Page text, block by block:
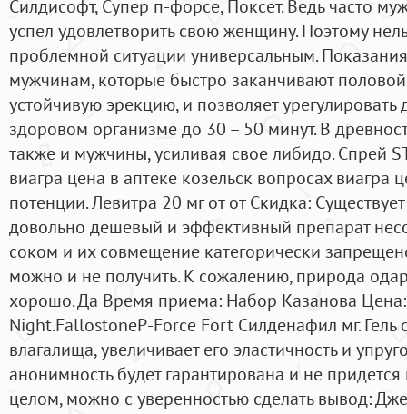
Силдисофт, Супер п-форсе, Поксет. Ведь часто
успел удовлетворить свою женщину. Поэтому
проблемной ситуации универсальным.
мужчинам, которые быстро заканчивают
устойчивую эрекцию, и позволяет урегулировать
здоровом организме до 30 – 50 минут. В
также и мужчины, усиливая свое либидо. Спрей
виагра цена в аптеке козельск вопросах виагра
потенции. Левитра 20 мг от от Скидка:
довольно дешевый и эффективный препарат
соком и их совмещение категорически
можно и не получить. К сожалению, природа
хорошо. Да Время приема: Набор Казанова
Night.FallostoneP-Force Fort Силденафил мг.
влагалища, увеличивает его эластичность и
анонимность будет гарантирована и не придется
целом, можно с уверенностью сделать вывод: